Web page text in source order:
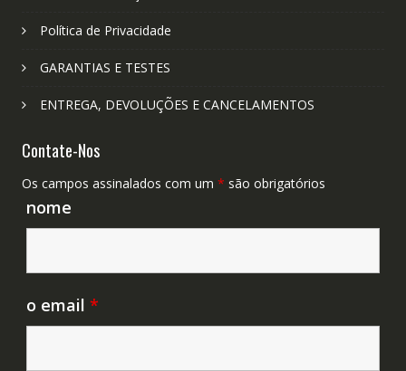
Política de Privacidade
GARANTIAS E TESTES
ENTREGA, DEVOLUÇÕES E CANCELAMENTOS
Contate-Nos
Os campos assinalados com um * são obrigatórios
nome
o email *